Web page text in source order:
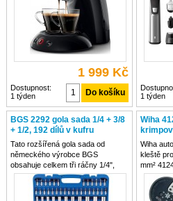
1 999 Kč
Dostupnost:
1 týden
1 týden
BGS 2292 gola sada 1/4 + 3/8
+ 1/2, 192 dílů v kufru
Tato rozšířená gola sada od
německého výrobce BGS
obsahuje celkem tři ráčny 1/4",
3/8" a 1/2", které mají 72 zubů.
Gola sada BGS, kvalita od
německého výrobce, je dodávána
Wiha
0,08-
Wiha
kleště
mm²
Wiha
přesné